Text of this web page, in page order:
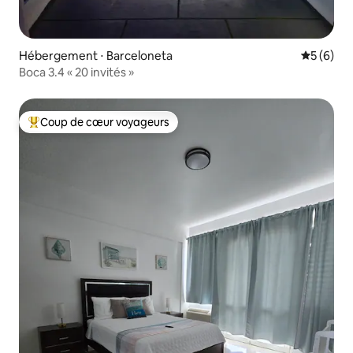
Hébergement ⋅ Barceloneta
5 (6)
Boca 3.4 « 20 invités »
Coups de cœur voyageurs les plus appréciés
Coup de cœur voyageurs